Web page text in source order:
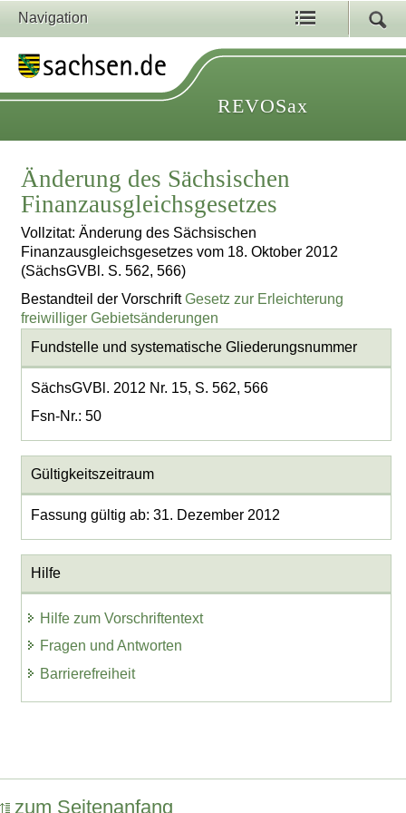
Navigation
REVOSax
Änderung des Sächsischen
Finanzausgleichsgesetzes
Vollzitat: Änderung des Sächsischen
Finanzausgleichsgesetzes vom 18. Oktober 2012
(SächsGVBl. S. 562, 566)
Bestandteil der VorschriftGesetz zur Erleichterung
freiwilliger Gebietsänderungen
Fundstelle und systematische Gliederungsnummer
SächsGVBl. 2012 Nr. 15, S. 562, 566
Fsn-Nr.: 50
Gültigkeitszeitraum
Fassung gültig ab: 31. Dezember 2012
Hilfe
Hilfe zum Vorschriftentext
Fragen und Antworten
Barrierefreiheit
zum Seitenanfang